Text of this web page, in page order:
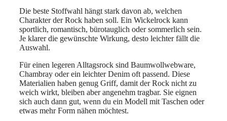
Die beste Stoffwahl hängt stark davon ab, welchen
Charakter der Rock haben soll. Ein Wickelrock kann
sportlich, romantisch, bürotauglich oder sommerlich sein.
Je klarer die gewünschte Wirkung, desto leichter fällt die
Auswahl.
Für einen legeren Alltagsrock sind Baumwollwebware,
Chambray oder ein leichter Denim oft passend. Diese
Materialien haben genug Griff, damit der Rock nicht zu
weich wirkt, bleiben aber angenehm tragbar. Sie eignen
sich auch dann gut, wenn du ein Modell mit Taschen oder
etwas mehr Form nähen möchtest.